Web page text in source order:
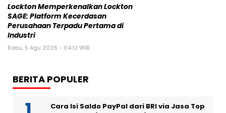
Lockton Memperkenalkan Lockton
SAGE: Platform Kecerdasan
Perusahaan Terpadu Pertama di
Industri
Rabu, 5 Agu 2026 - 04:12 WIB
BERITA POPULER
Cara Isi Saldo PayPal dari BRI via Jasa Top